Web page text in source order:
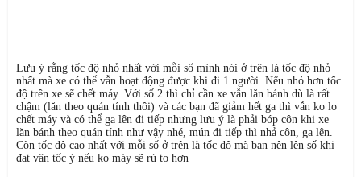
Lưu ý rằng tốc độ nhỏ nhất với mỗi số mình nói ở trên là tốc độ nhỏ
nhất mà xe có thể vẫn hoạt động được khi đi 1 người. Nếu nhỏ hơn tốc
độ trên xe sẽ chết máy. Với số 2 thì chỉ cần xe vẫn lăn bánh dù là rất
chậm (lăn theo quán tính thôi) và các bạn đã giảm hết ga thì vẫn ko lo
chết máy và có thể ga lên đi tiếp nhưng lưu ý là phải bóp côn khi xe
lăn bánh theo quán tính như vậy nhé, mún đi tiếp thì nhả côn, ga lên.
Còn tốc độ cao nhất với mỗi số ở trên là tốc độ mà bạn nên lên số khi
đạt vận tốc ý nếu ko máy sẽ rú to hơn